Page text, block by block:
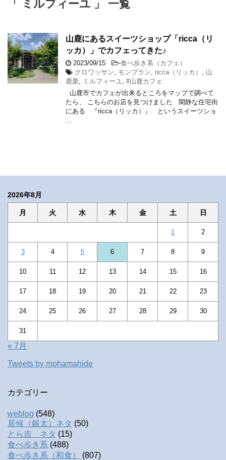
「 ミルフィーユ 」 一覧
山鹿にあるスイーツショップ「ricca（リ
ッカ）」でカフェってきた♪
2023/09/15 -食べ歩き系（カフェ）
クロワッサン
モンブラン ricca（リッカ）
山
鹿栗
ミルフィーユ
#山鹿カフェ
山鹿市でカフェが出来るところをマップで調べて
たら、 こちらのお店を見つけました 閑静な住宅街
にある 『ricca（リッカ）』 というスイーツショ
2026年8月
月 火 水 木 金 土 日
1 2
3 4 5 6 7 8 9
10 11 12 13 14 15 16
17 18 19 20 21 22 23
24 25 26 27 28 29 30
31
« 7月
Tweets by mohamahide
カテゴリー
weblog (548)
居候（銀太）ネタ (50)
とら吉 ネタ (15)
食べ歩き系 (488)
食べ歩き系（和食）
(807)